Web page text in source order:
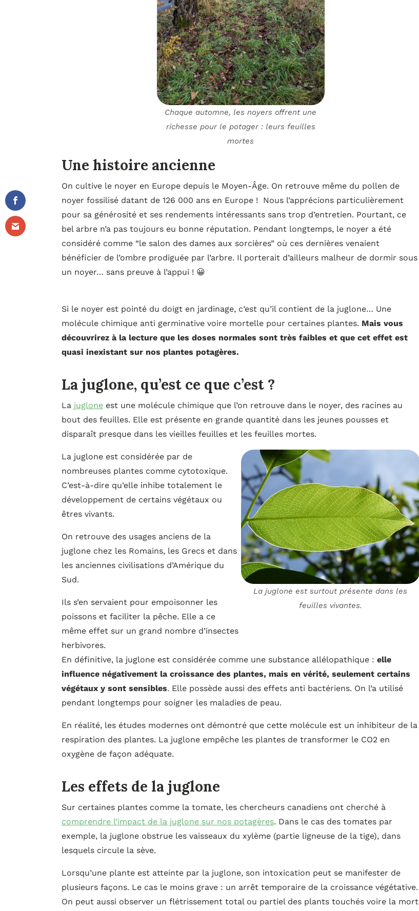
Chaque automne, les noyers offrent une
richesse pour le potager : leurs feuilles
mortes
Une histoire ancienne
On cultive le noyer en Europe depuis le Moyen-Âge. On retrouve même du pollen de
noyer fossilisé datant de 126 000 ans en Europe ! Nous l’apprécions particulièrement
pour sa générosité et ses rendements intéressants sans trop d’entretien. Pourtant, ce
bel arbre n’a pas toujours eu bonne réputation. Pendant longtemps, le noyer a été
considéré comme “le salon des dames aux sorcières” où ces dernières venaient
bénéficier de l’ombre prodiguée par l’arbre. Il porterait d’ailleurs malheur de dormir sous
un noyer… sans preuve à l’appui ! 😀
Si le noyer est pointé du doigt en jardinage, c’est qu’il contient de la juglone… Une
molécule chimique anti germinative voire mortelle pour certaines plantes. Mais vous
découvrirez à la lecture que les doses normales sont très faibles et que cet effet est
quasi inexistant sur nos plantes potagères.
La juglone, qu’est ce que c’est ?
La juglone est une molécule chimique que l’on retrouve dans le noyer, des racines au
bout des feuilles. Elle est présente en grande quantité dans les jeunes pousses et
disparaît presque dans les vieilles feuilles et les feuilles mortes.
La juglone est considérée par de
nombreuses plantes comme cytotoxique.
C’est-à-dire qu’elle inhibe totalement le
développement de certains végétaux ou
êtres vivants.
On retrouve des usages anciens de la
juglone chez les Romains, les Grecs et dans
les anciennes civilisations d’Amérique du
Sud.
Ils s’en servaient pour empoisonner les
poissons et faciliter la pêche. Elle a ce
même effet sur un grand nombre d’insectes
herbivores.
La juglone est surtout présente dans les
feuilles vivantes.
En définitive, la juglone est considérée comme une substance allélopathique : elle
influence négativement la croissance des plantes, mais en vérité, seulement certains
végétaux y sont sensibles. Elle possède aussi des effets anti bactériens. On l’a utilisé
pendant longtemps pour soigner les maladies de peau.
En réalité, les études modernes ont démontré que cette molécule est un inhibiteur de la
respiration des plantes. La juglone empêche les plantes de transformer le CO2 en
oxygène de façon adéquate.
Les effets de la juglone
Sur certaines plantes comme la tomate, les chercheurs canadiens ont cherché à
comprendre l’impact de la juglone sur nos potagères. Dans le cas des tomates par
exemple, la juglone obstrue les vaisseaux du xylème (partie ligneuse de la tige), dans
lesquels circule la sève.
Lorsqu’une plante est atteinte par la juglone, son intoxication peut se manifester de
plusieurs façons. Le cas le moins grave : un arrêt temporaire de la croissance végétative.
On peut aussi observer un flétrissement total ou partiel des plants touchés voire la mort